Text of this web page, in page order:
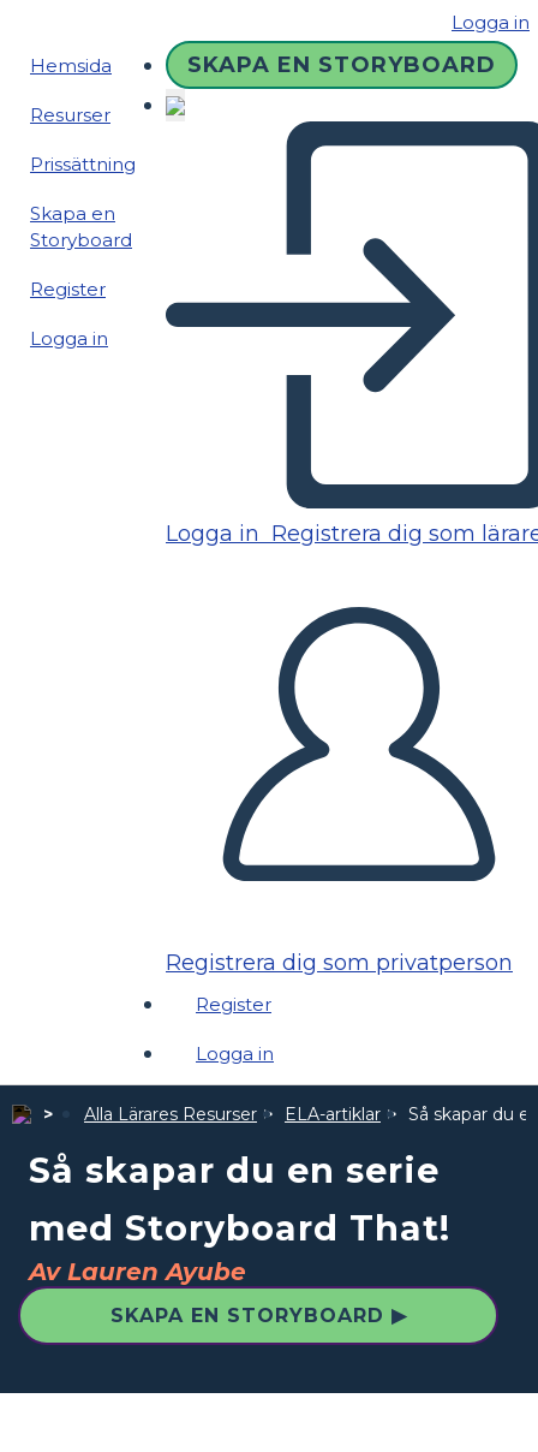
Logga in
Hemsida
Resurser
Prissättning
Skapa en
Storyboard
Register
Logga in
SKAPA EN STORYBOARD
Logga in Registrera dig som
Registrera dig som privatperson
Register
Logga in
Alla Lärares Resurser ELA-artiklar Så skapar du
Så skapar du en serie
med Storyboard That!
Av Lauren Ayube
SKAPA EN STORYBOARD ▶